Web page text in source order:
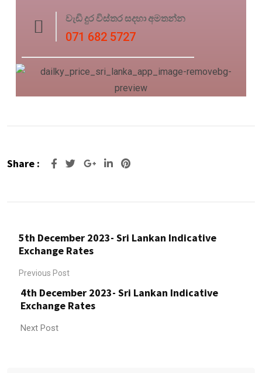
වැඩි දුර විස්තර සදහා අමතන්න
071 682 5727
Share : Google+LinkedIn
Pinterest
5th December 2023- Sri Lankan Indicative
Exchange Rates
Previous Post
4th December 2023- Sri Lankan Indicative
Exchange Rates
Next Post